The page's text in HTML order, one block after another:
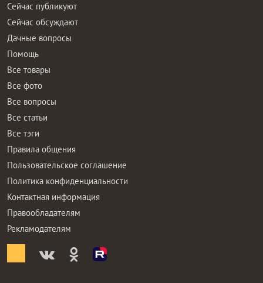
Сейчас публикуют
Сейчас обсуждают
Дачные вопросы
Помощь
Все товары
Все фото
Все вопросы
Все статьи
Все тэги
Правила общения
Пользовательское соглашение
Политика конфиденциальности
Контактная информация
Правообладателям
Рекламодателям